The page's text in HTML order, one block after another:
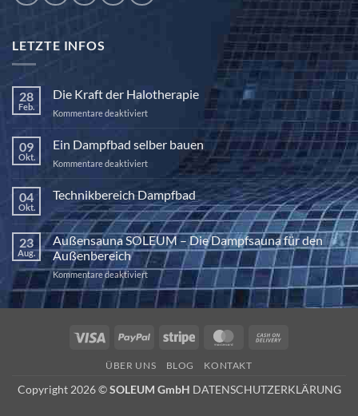
LETZTE INFOS
28
Feb.
Die Kraft der Halotherapie
Kommentare deaktiviertfür
Kraft
Halotherapie
09
Okt.
Ein Dampfbad selber bauen
Kommentare deaktiviertfür
Dampfbad
selber
bauen
04
Okt.
Technikbereich Dampfbad
Keine
Kommentare
zu
Technikbereich
Dampfbad
23
Aug.
Außensauna SOLEUM – Die Dampfsauna für den
Außenbereich
Kommentare deaktiviertfür
Außensauna
SOLEUM
Dampfsauna
den
Visa PayPal Stripe MasterCard
ÜBER UNS BLOG KONTAKT
Copyright 2026 ©SOLEUM GmbH DATENSCHUTZERKLÄRUNG